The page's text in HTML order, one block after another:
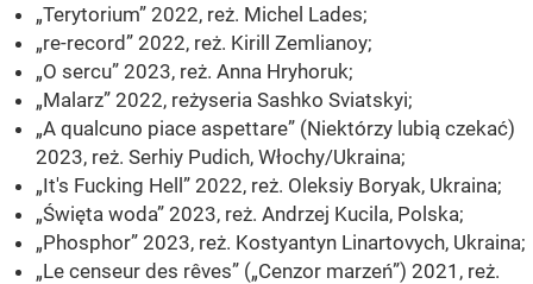
„Terytorium” 2022, reż. Michel Lades;
„re-record” 2022, reż. Kirill Zemlianoy;
„O sercu” 2023, reż. Anna Hryhoruk;
„Malarz” 2022, reżyseria Sashko Sviatskyi;
„A qualcuno piace aspettare” (Niektórzy lubią czekać)
2023, reż. Serhiy Pudich, Włochy/Ukraina;
„It's Fucking Hell” 2022, reż. Oleksiy Boryak, Ukraina;
„Święta woda” 2023, reż. Andrzej Kucila, Polska;
„Phosphor” 2023, reż. Kostyantyn Linartovych, Ukrainа;
„Le censeur des rêves” („Cenzor marzeń”) 2021, reż.